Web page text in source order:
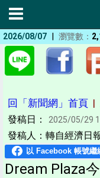
2026/08/07 | 瀏覽數：
回「新聞網」首頁 |
發稿日： 2025/05/29
發稿人：轉自經濟日
Dream Plaza